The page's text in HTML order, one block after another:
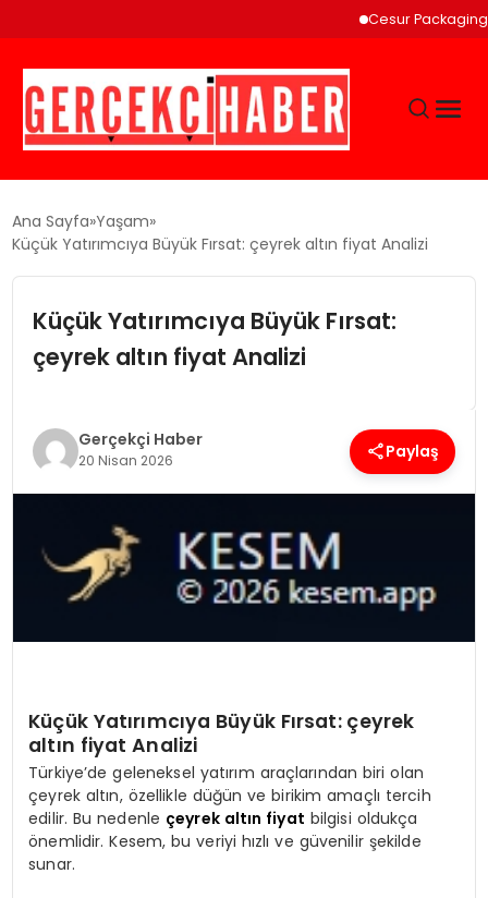
Cesur Packaging,
GÜNCEL
EĞITIM
EKONOMI
SAĞLIK
TEKNOLOJI
Ana Sayfa Yaşam
Küçük Yatırımcıya Büyük Fırsat: çeyrek altın fiyat Analizi
Küçük Yatırımcıya Büyük Fırsat:
çeyrek altın fiyat Analizi
Gerçekçi Haber
20 Nisan 2026 Paylaş
Küçük Yatırımcıya Büyük Fırsat: çeyrek
altın fiyat Analizi
Türkiye’de geleneksel yatırım araçlarından biri olan
çeyrek altın, özellikle düğün ve birikim amaçlı tercih
edilir. Bu nedenle çeyrek altın fiyat bilgisi oldukça
önemlidir. Kesem, bu veriyi hızlı ve güvenilir şekilde
sunar.